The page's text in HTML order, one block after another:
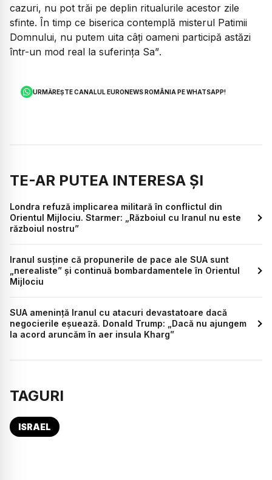
cazuri, nu pot trăi pe deplin ritualurile acestor zile
sfinte. În timp ce biserica contemplă misterul Patimii
Domnului, nu putem uita câți oameni participă astăzi
într-un mod real la suferința Sa”.
URMĂREȘTE CANALUL EURONEWS ROMÂNIA PE WHATSAPP!
TE-AR PUTEA INTERESA ȘI
Londra refuză implicarea militară în conflictul din
Orientul Mijlociu. Starmer: „Războiul cu Iranul nu este
războiul nostru”
Iranul susține că propunerile de pace ale SUA sunt
„nerealiste” și continuă bombardamentele în Orientul
Mijlociu
SUA amenință Iranul cu atacuri devastatoare dacă
negocierile eșuează. Donald Trump: „Dacă nu ajungem
la acord aruncăm în aer insula Kharg”
TAGURI
ISRAEL